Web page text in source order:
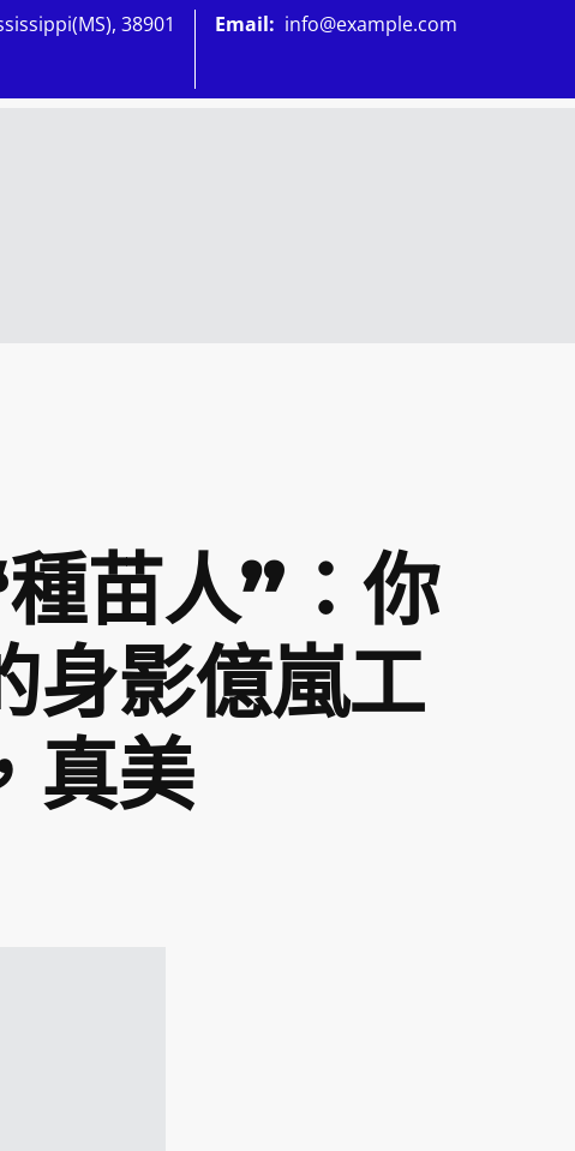
38901 Email: info@example.com
苗人”：你
身影億嵐工
真美